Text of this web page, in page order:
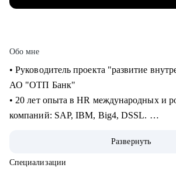
Обо мне
• Руководитель проекта "развитие внутренней карьеры" в
АО "ОТП Банк"
• 20 лет опыта в HR международных и
компаний: SAP, IBM, Big4, DSSL.
сферах продаж, финансов, ИТ,
консалтинга.
Развернуть
Специализации